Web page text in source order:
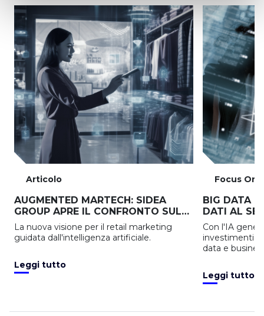
Articolo
AUGMENTED MARTECH: SIDEA
GROUP APRE IL CONFRONTO SUL
FUTURO DEL RETAIL
La nuova visione per il retail marketing
guidata dall'intelligenza artificiale.
Leggi tutto
Focus On
BIG DATA E
DATI AL
Con l'IA
investimenti
data e
Leggi tutto